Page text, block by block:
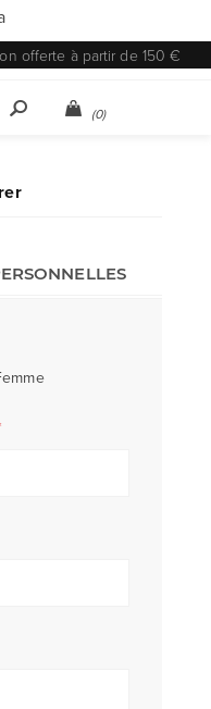
offerte à partir de 150 €
(0)